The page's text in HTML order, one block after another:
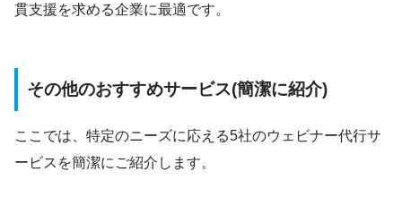
貫支援を求める企業に最適です。
その他のおすすめサービス(簡潔に紹介)
ここでは、特定のニーズに応える5社のウェビナー代行サ
ービスを簡潔にご紹介します。